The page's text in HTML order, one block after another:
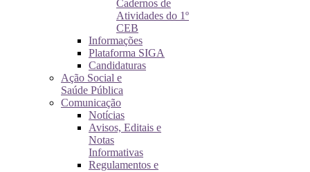
Cadernos de
Atividades do 1º
CEB
Informações
Plataforma SIGA
Candidaturas
Ação Social e
Saúde Pública
Comunicação
Notícias
Avisos, Editais e
Notas
Informativas
Regulamentos e